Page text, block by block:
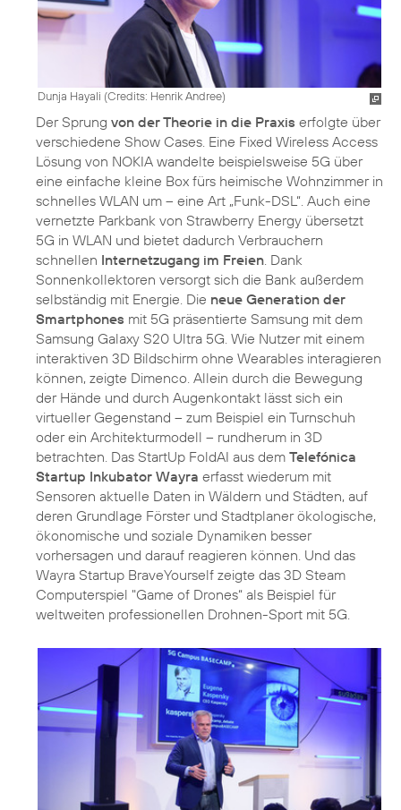
Dunja Hayali (Credits: Henrik Andree)
Der Sprung von der Theorie in die Praxis erfolgte über
verschiedene Show Cases. Eine Fixed Wireless Access
Lösung von NOKIA wandelte beispielsweise 5G über
eine einfache kleine Box fürs heimische Wohnzimmer in
schnelles WLAN um – eine Art „Funk-DSL“. Auch eine
vernetzte Parkbank von Strawberry Energy übersetzt
5G in WLAN und bietet dadurch Verbrauchern
schnellen Internetzugang im Freien . Dank
Sonnenkollektoren versorgt sich die Bank außerdem
selbständig mit Energie. Die neue Generation der
Smartphones mit 5G präsentierte Samsung mit dem
Samsung Galaxy S20 Ultra 5G. Wie Nutzer mit einem
interaktiven 3D Bildschirm ohne Wearables interagieren
können, zeigte Dimenco. Allein durch die Bewegung
der Hände und durch Augenkontakt lässt sich ein
virtueller Gegenstand – zum Beispiel ein Turnschuh
oder ein Architekturmodell – rundherum in 3D
betrachten. Das StartUp FoldAI aus dem Telefónica
Startup Inkubator Wayra erfasst wiederum mit
Sensoren aktuelle Daten in Wäldern und Städten, auf
deren Grundlage Förster und Stadtplaner ökologische,
ökonomische und soziale Dynamiken besser
vorhersagen und darauf reagieren können. Und das
Wayra Startup BraveYourself zeigte das 3D Steam
Computerspiel "Game of Drones“ als Beispiel für
weltweiten professionellen Drohnen-Sport mit 5G.